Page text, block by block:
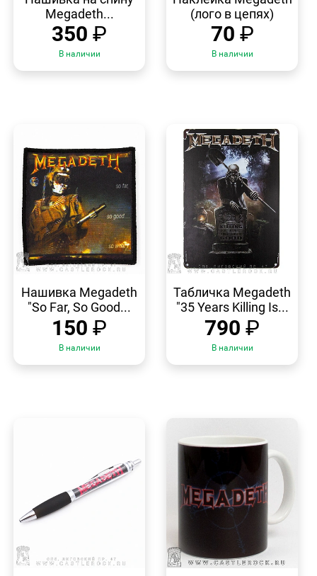
Megadeth...
350 ₽
В наличии
(лого в цепях)
70 ₽
В наличии
ПРОСМОТР
Нашивка Megadeth
"So Far, So Good...
150 ₽
В наличии
ПРОСМОТР
Табличка Megadeth
"35 Years Killing Is...
790 ₽
В наличии